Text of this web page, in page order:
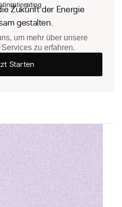
Zukunft der Energie
gestalten.
um mehr über unsere
zu erfahren.
Starten